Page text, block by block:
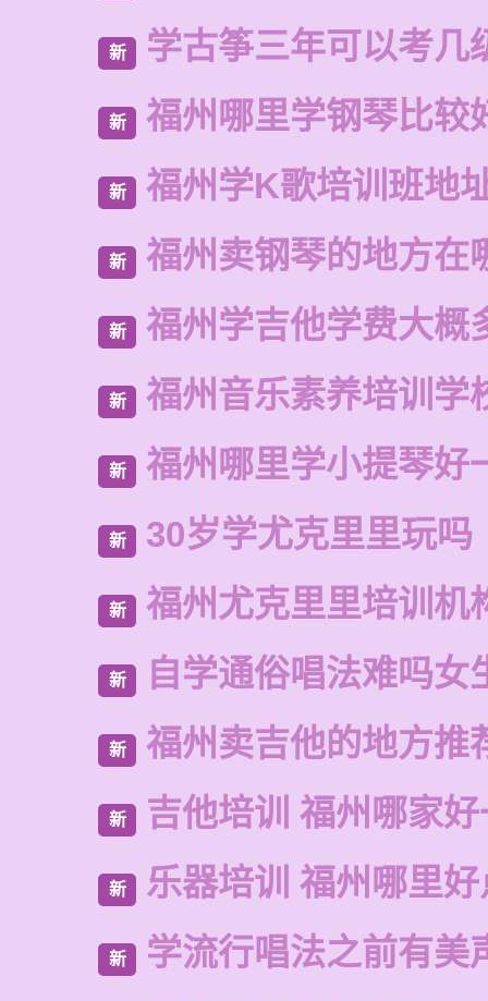
新 学古筝三年可以考几
新 福州哪里学钢琴比较
新 福州学K歌培训班地
新 福州卖钢琴的地方在
新 福州学吉他学费大概
新 福州音乐素养培训学
新 福州哪里学小提琴好
新 30岁学尤克里里玩吗
新 福州尤克里里培训机
新 自学通俗唱法难吗女
新 福州卖吉他的地方推
新 吉他培训 福州哪家
新 乐器培训 福州哪里
新 学流行唱法之前有美